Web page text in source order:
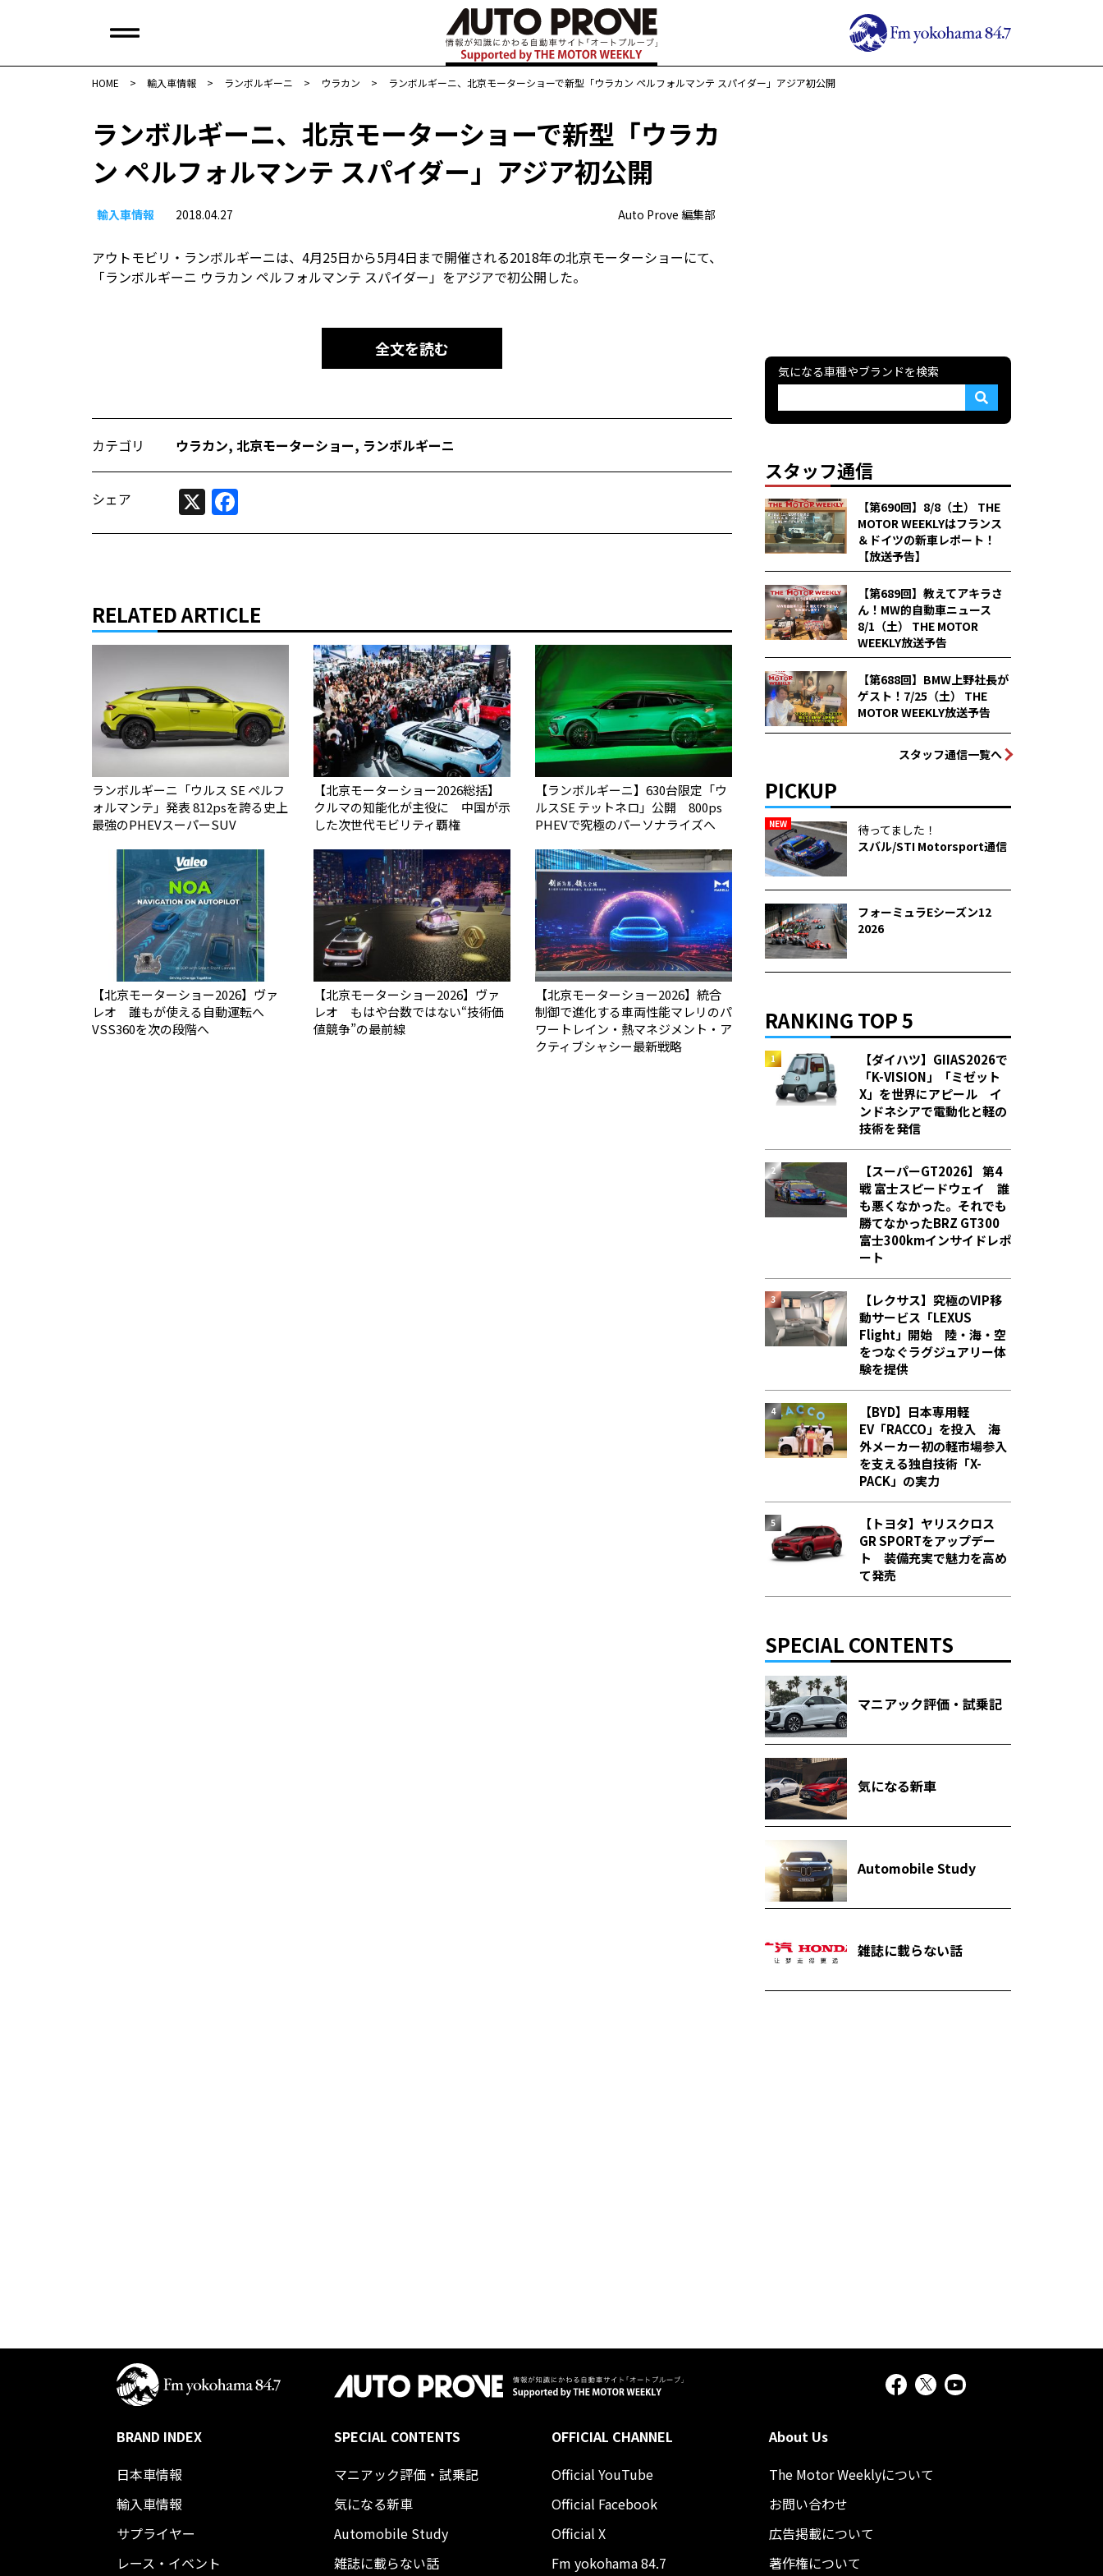
HOME > 輸入車情報 > ランボルギーニ > ウラカン > ランボルギーニ、北京モーターショーで新型「ウラカン ペルフォルマンテ スパイダー」アジア初公開
ランボルギーニ、北京モーターショーで新型「ウラカ
ン ペルフォルマンテ スパイダー」アジア初公開
輸入車情報 2018.04.27 Auto Prove 編集部
アウトモビリ・ランボルギーニは、4月25日から5月4日まで開催される2018年の北京モーターショーにて、
「ランボルギーニ ウラカン ペルフォルマンテ スパイダー」をアジアで初公開した。
全文を読む
カテゴリ ウラカン, 北京モーターショー, ランボルギーニ
シェア X
RELATED ARTICLE
ランボルギーニ「ウルス SE ペルフ
ォルマンテ」発表 812psを誇る史上
最強のPHEVスーパーSUV
【北京モーターショー2026総括】
クルマの知能化が主役に 中国が示
した次世代モビリティ覇権
【ランボルギーニ】630台限定「ウ
ルスSE テットネロ」公開 800ps
PHEVで究極のパーソナライズへ
【北京モーターショー2026】ヴァ
レオ 誰もが使える自動運転へ
VSS360を次の段階へ
【北京モーターショー2026】ヴァ
レオ もはや台数ではない――“技術価
値競争”の最前線
【北京モーターショー2026】統合
制御で進化する車両性能――マレリのパ
ワートレイン・熱マネジメント・ア
クティブシャシー最新戦略
気になる車種やブランドを検索
スタッフ通信
【第690回】8/8（土） THE
MOTOR WEEKLYはフランス
＆ドイツの新車レポート！
【放送予告】
【第689回】教えてアキラさ
ん！MW的自動車ニュース
8/1（土） THE MOTOR
WEEKLY放送予告
【第688回】BMW上野社長が
ゲスト！7/25（土） THE
MOTOR WEEKLY放送予告
スタッフ通信一覧へ
PICKUP
NEW
待ってました！
スバル/STI Motorsport通信
フォーミュラEシーズン12
2026
RANKING TOP 5
【ダイハツ】GIIAS2026で
「K-VISION」「ミゼット
X」を世界にアピール イ
ンドネシアで電動化と軽の
技術を発信
【スーパーGT2026】 第4
戦 富士スピードウェイ 誰
も悪くなかった。それでも
勝てなかった――BRZ GT300
富士300kmインサイドレポ
ート
【レクサス】究極のVIP移
動サービス「LEXUS
Flight」開始 陸・海・空
をつなぐラグジュアリー体
験を提供
【BYD】日本専用軽
EV「RACCO」を投入 海
外メーカー初の軽市場参入
を支える独自技術「X-
PACK」の実力
【トヨタ】ヤリスクロス
GR SPORTをアップデー
ト 装備充実で魅力を高め
て発売
SPECIAL CONTENTS
マニアック評価・試乗記
気になる新車
Automobile Study
雑誌に載らない話
BRAND INDEX
日本車情報​
輸入車情報
サプライヤー
レース・イベント
SPECIAL CONTENTS
マニアック評価・試乗記
気になる新車
Automobile Study
雑誌に載らない話
OFFICIAL CHANNEL
Official YouTube
Official Facebook
Official X
Fm yokohama 84.7
About Us
The Motor Weeklyについて
お問い合わせ
広告掲載について
著作権について